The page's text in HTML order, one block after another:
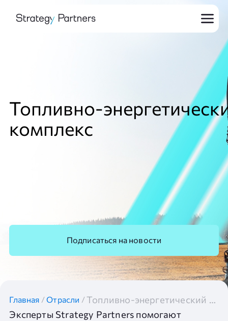
Топливно-
комплекс
Подписаться на новости
Главная /Отрасли /
Топливно-энергетический комплекс
Эксперты Strategy Partners помогают